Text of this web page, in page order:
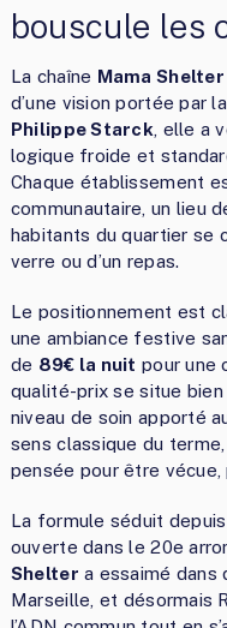
bouscule les
La chaîne Mama Shelter
d’une vision portée par
Philippe Starck , elle a
logique froide et
Chaque établissement
communautaire, un lieu
habitants du quartier se
verre ou d’un repas.
Le positionnement est
une ambiance festive
de 89€ la nuit pour une
qualité-prix se situe
niveau de soin apporté
sens classique du
pensée pour être
La formule séduit
ouverte dans le 20e
Shelter a essaimé dans
Marseille, et désormais